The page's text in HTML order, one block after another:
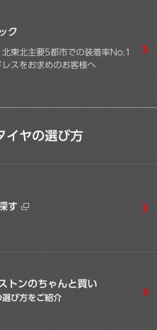
ク
北東北主要5都市での装着率No.1
レスをお求めのお客様へ
イヤの選び方
す
トンのちゃんと買い
選び方をご紹介